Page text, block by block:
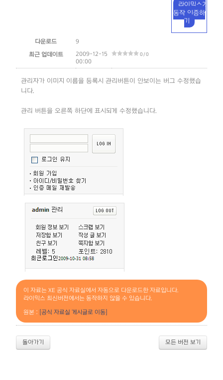
라이믹스2
동작 인증하
기
다운로드
9
최근 업데이트
2009-12-15
00:00
0 / 0
관리자가 이미지 이름을 등록시 관리버튼이 안보이는 버그 수정했습
니다.
관리 버튼을 오른쪽 하단에 표시되게 수정했습니다.
이 자료는 XE 공식 자료실에서 자동으로 다운로드한 자료입니다.
라이믹스 최신버전에서는 동작하지 않을 수 있습니다.
원본 : [공식 자료실 게시글로 이동]
돌아가기 모든 버전 보기